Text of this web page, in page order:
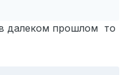
далеком прошлом то